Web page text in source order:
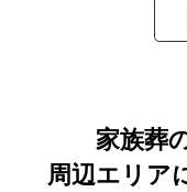
家族葬
周辺エリア